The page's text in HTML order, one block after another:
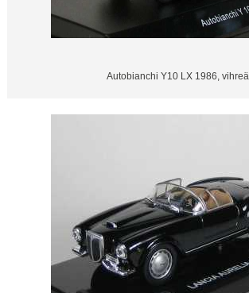
Autobianchi Y10 LX 1986, vihreä